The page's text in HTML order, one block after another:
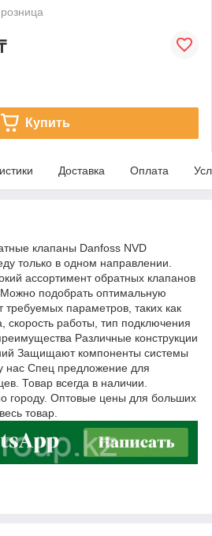
Купить
Доставка Оплата
клапаны Danfoss NVD
только в одном направлении.
ассортимент обратных клапанов
Можно подобрать оптимальную
требуемых параметров, таких как
скорость работы, тип подключения
Различные конструкции
Защищают компоненты системы
нас Спец предложение для
Товар всегда в наличии.
городу. Оптовые цены для больших
товар.